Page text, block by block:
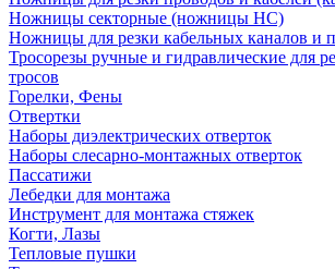
Ножницы секторные (ножницы НС)
Ножницы для резки кабельных каналов и
Тросорезы ручные и гидравлические для
тросов
Горелки, Фены
Отвертки
Наборы диэлектрических отверток
Наборы слесарно-монтажных отверток
Пассатижи
Лебедки для монтажа
Инструмент для монтажа стяжек
Когти, Лазы
Тепловые пушки